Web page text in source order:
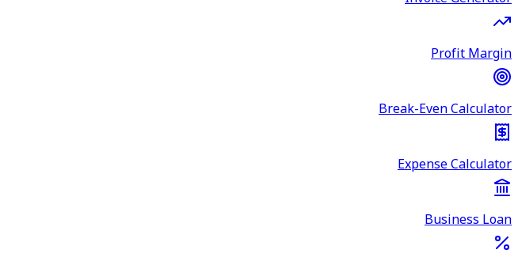
Profit Margin
Break-Even Calculator
Expense Calculator
Business Loan